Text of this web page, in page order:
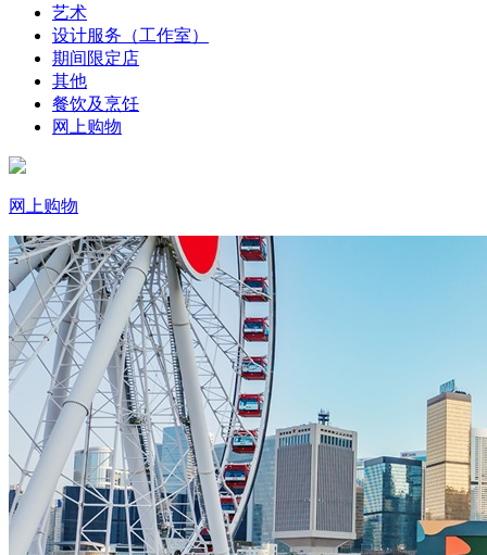
艺术
设计服务（工作室）
期间限定店
其他
餐饮及烹饪
网上购物
网上购物